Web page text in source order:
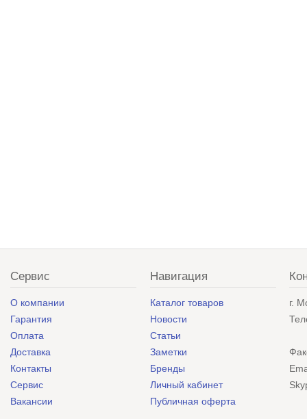
Сервис
О компании
Гарантия
Оплата
Доставка
Контакты
Сервис
Вакансии
Навигация
Каталог товаров
Новости
Статьи
Заметки
Бренды
Личный кабинет
Публичная оферта
г.